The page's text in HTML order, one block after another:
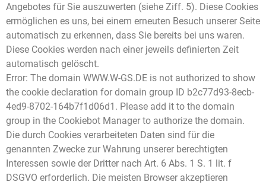
Angebotes für Sie auszuwerten (siehe Ziff. 5). Diese Cookies
ermöglichen es uns, bei einem erneuten Besuch unserer Seite
automatisch zu erkennen, dass Sie bereits bei uns waren.
Diese Cookies werden nach einer jeweils definierten Zeit
automatisch gelöscht.
Error: The domain WWW.W-GS.DE is not authorized to show
the cookie declaration for domain group ID b2c77d93-8ecb-
4ed9-8702-164b7f1d06d1. Please add it to the domain
group in the Cookiebot Manager to authorize the domain.
Die durch Cookies verarbeiteten Daten sind für die
genannten Zwecke zur Wahrung unserer berechtigten
Interessen sowie der Dritter nach Art. 6 Abs. 1 S. 1 lit. f
DSGVO erforderlich. Die meisten Browser akzeptieren